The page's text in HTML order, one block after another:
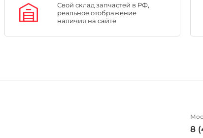
Свой склад запчастей в РФ,
реальное отображение
наличия на сайте
8